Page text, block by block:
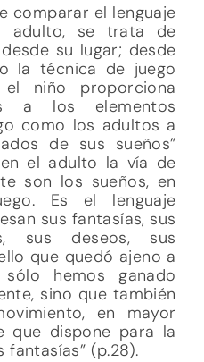
comparar el lenguaje
adulto, se trata de
su lugar; desde
la técnica de juego
niño proporciona
a los elementos
como los adultos a
de sus sueños”
el adulto la vía de
son los sueños, en
Es el lenguaje
sus fantasías, sus
sus deseos, sus
que quedó ajeno a
hemos ganado
sino que también
en mayor
que dispone para la
(p.28).